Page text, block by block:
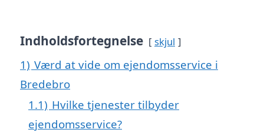
Indholdsfortegnelse skjul
1) Værd at vide om ejendomsservice i
Bredebro
1.1) Hvilke tjenester tilbyder
ejendomsservice?